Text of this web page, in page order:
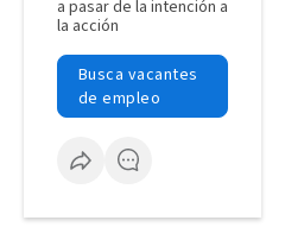
a pasar de la intención a
la acción
Busca vacantes
de empleo